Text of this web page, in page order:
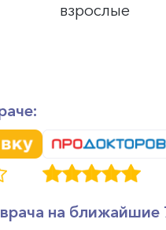
взрослые
врача на ближайшие